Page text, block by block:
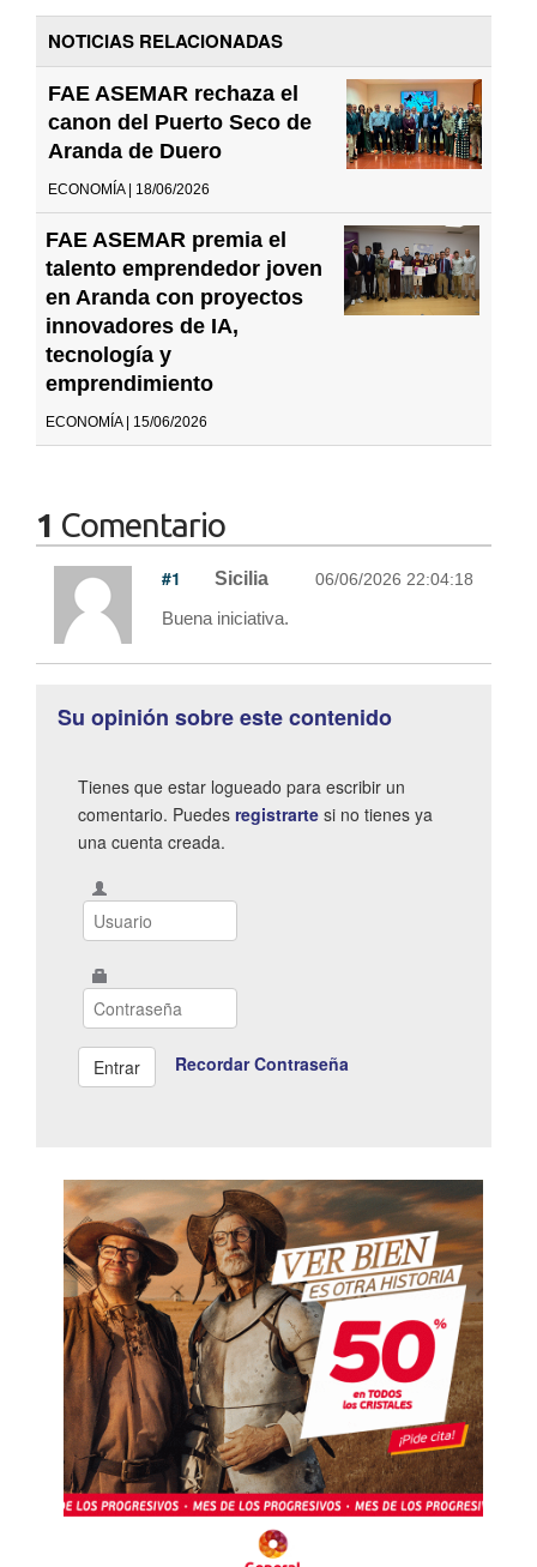
NOTICIAS RELACIONADAS
FAE ASEMAR rechaza el
canon del Puerto Seco de
Aranda de Duero
ECONOMÍA | 18/06/2026
FAE ASEMAR premia el
talento emprendedor joven
en Aranda con proyectos
innovadores de IA,
tecnología y
emprendimiento
ECONOMÍA | 15/06/2026
1 Comentario
#1 Sicilia 06/06/2026 22:04:18
Buena iniciativa.
Su opinión sobre este contenido
Tienes que estar logueado para escribir un
comentario. Puedes registrarte si no tienes ya
una cuenta creada.
Recordar Contraseña